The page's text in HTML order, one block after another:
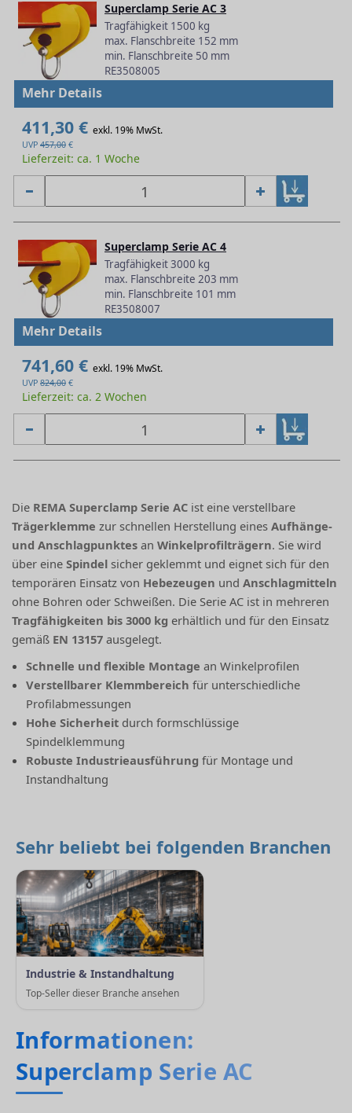
Superclamp Serie AC 3
Tragfähigkeit 1500 kg
max. Flanschbreite 152 mm
min. Flanschbreite 50 mm
RE3508005
Mehr Details
411,30 € exkl. 19% MwSt.
UVP 457,00 €
Lieferzeit: ca. 1 Woche
Superclamp Serie AC 4
Tragfähigkeit 3000 kg
max. Flanschbreite 203 mm
min. Flanschbreite 101 mm
RE3508007
Mehr Details
741,60 € exkl. 19% MwSt.
UVP 824,00 €
Lieferzeit: ca. 2 Wochen
Die REMA Superclamp Serie AC ist eine verstellbare
Trägerklemme zur schnellen Herstellung einesAufhänge-
und Anschlagpunktes anWinkelprofilträgern. Sie wird
über eineSpindel sicher geklemmt und eignet sich für den
temporären Einsatz von Hebezeugen undAnschlagmitteln
ohne Bohren oder Schweißen. Die Serie AC ist in mehreren
Tragfähigkeiten bis 3000 kg erhältlich und für den Einsatz
gemäß EN 13157 ausgelegt.
Schnelle und flexible Montage an Winkelprofilen
Verstellbarer Klemmbereich für unterschiedliche
Profilabmessungen
Hohe Sicherheit durch formschlüssige
Spindelklemmung
Robuste Industrieausführung für Montage und
Instandhaltung
Sehr beliebt bei folgenden Branchen
Industrie & Instandhaltung
Top-Seller dieser Branche ansehen
Informationen:
Superclamp Serie AC